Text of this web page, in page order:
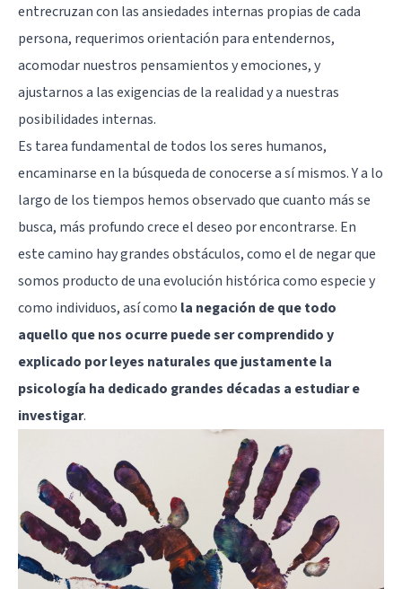
entrecruzan con las ansiedades internas propias de cada
persona, requerimos orientación para entendernos,
acomodar nuestros pensamientos y emociones, y
ajustarnos a las exigencias de la realidad y a nuestras
posibilidades internas.
Es tarea fundamental de todos los seres humanos,
encaminarse en la búsqueda de conocerse a sí mismos. Y a lo
largo de los tiempos hemos observado que cuanto más se
busca, más profundo crece el deseo por encontrarse. En
este camino hay grandes obstáculos, como el de negar que
somos producto de una evolución histórica como especie y
como individuos, así como la negación de que todo
aquello que nos ocurre puede ser comprendido y
explicado por leyes naturales que justamente la
psicología ha dedicado grandes décadas a estudiar e
investigar.